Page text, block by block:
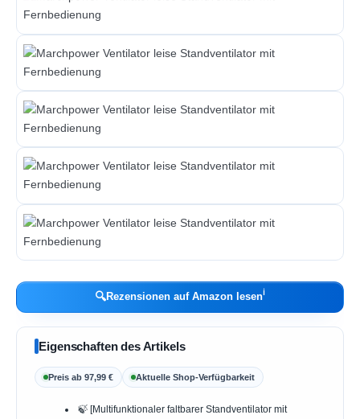
🔍Rezensionen auf Amazon lesenℹ︎
Eigenschaften des Artikels
Preis ab 97,99 € Aktuelle Shop-Verfügbarkeit
🍃 [Multifunktionaler faltbarer Standventilator mit